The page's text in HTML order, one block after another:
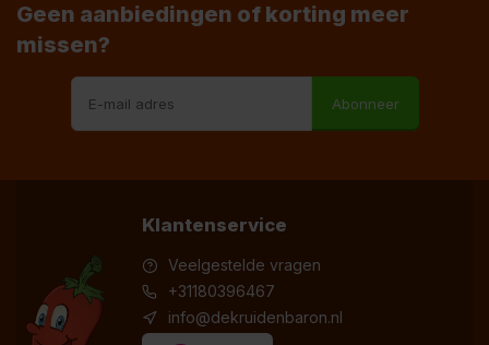
Geen aanbiedingen of korting meer
missen?
Abonneer
Klantenservice
Veelgestelde vragen
+31180396467
info@dekruidenbaron.nl